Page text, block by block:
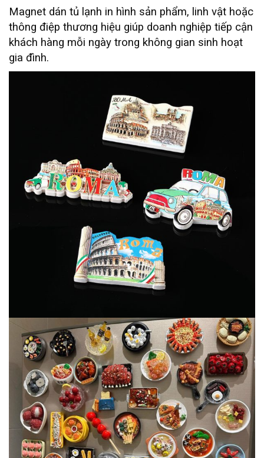
Magnet dán tủ lạnh in hình sản phẩm, linh vật hoặc
thông điệp thương hiệu giúp doanh nghiệp tiếp cận
khách hàng mỗi ngày trong không gian sinh hoạt
gia đình.